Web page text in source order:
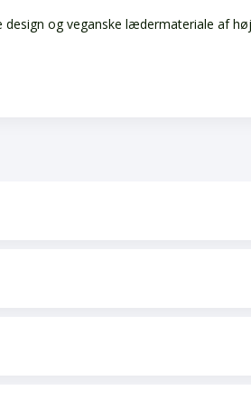
design og veganske lædermateriale af høj